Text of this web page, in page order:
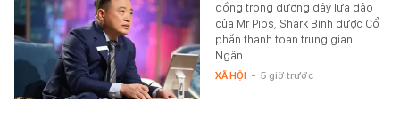
đồng trong đường dây lừa đảo
của Mr Pips, Shark Bình được Cổ
phần thanh toan trung gian
Ngân…
XÃ HỘI - 5 giờ trước